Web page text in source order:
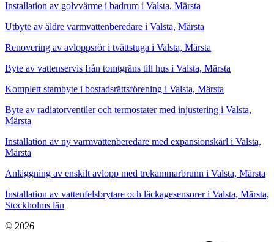
Installation av golvvärme i badrum i Valsta, Märsta
Utbyte av äldre varmvattenberedare i Valsta, Märsta
Renovering av avloppsrör i tvättstuga i Valsta, Märsta
Byte av vattenservis från tomtgräns till hus i Valsta, Märsta
Komplett stambyte i bostadsrättsförening i Valsta, Märsta
Byte av radiatorventiler och termostater med injustering i Valsta,
Märsta
Installation av ny varmvattenberedare med expansionskärl i Valsta,
Märsta
Anläggning av enskilt avlopp med trekammarbrunn i Valsta, Märsta
Installation av vattenfelsbrytare och läckagesensorer i Valsta, Märsta,
Stockholms län
© 2026